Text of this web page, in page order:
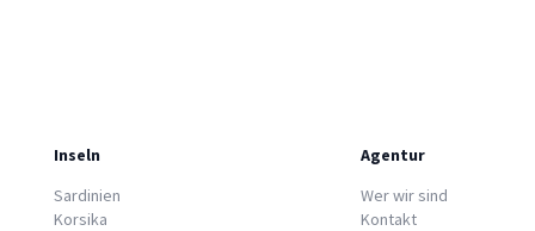
Inseln
Sardinien
Korsika
Agentur
Wer wir sind
Kontakt